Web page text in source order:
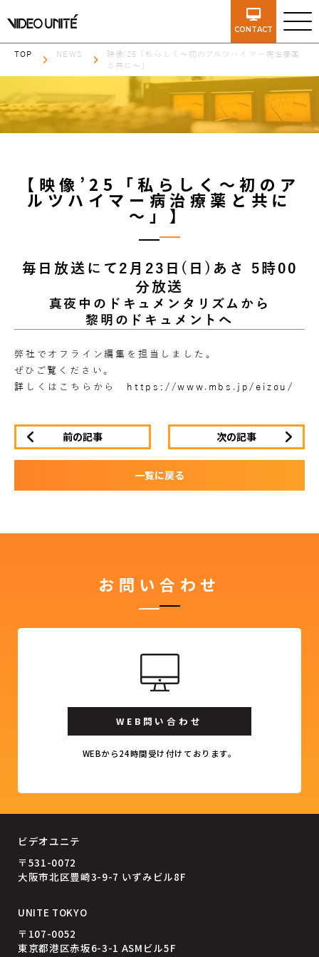
CONTACT
TOP NEWS
映像’25「私らしく～初のアルツハイマー病治療薬
と共に～」
【映像’25「私らしく～初のア
ルツハイマー病治療薬と共に
～」】
毎日放送にて2月23日(日)あさ 5時00
分放送
真夜中のドキュメンタリズムから
黎明のドキュメントへ
弊社でオフライン編集を担当しました。
ぜひご覧ください。
詳しくはこちらから
https://www.mbs.jp/eizou/
前の記事 次の記事
一覧に戻る
お問い合わせ
WEB問い合わせ
WEBから24時間受け付けております。
ビデオユニテ
〒531-0072
大阪市北区豊崎3-9-7 いずみビル8F
UNITE TOKYO
〒107-0052
東京都港区赤坂6-3-1 ASMビル5F